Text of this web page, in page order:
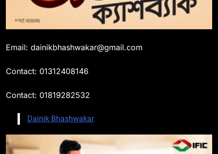
Email: dainikbhashwakar@gmail.com
Contact: 01312408146
Contact: 01819282532
Dainik Bhashwakar